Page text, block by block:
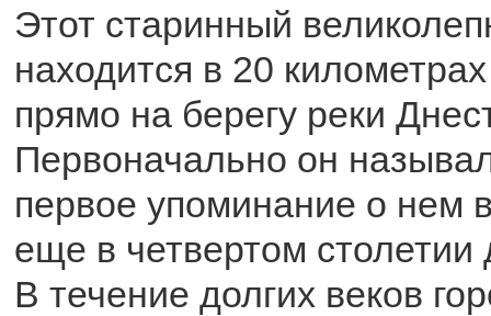
Этот старинный
находится в 20
прямо на берегу реки
Первоначально он
первое упоминание о нем
еще в четвертом
В течение долгих веков